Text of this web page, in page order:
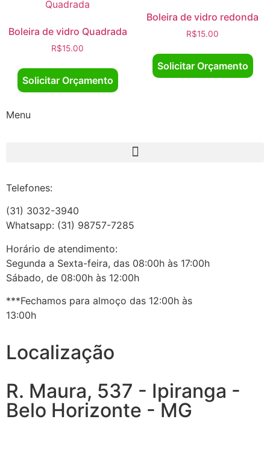
Boleira de vidro Quadrada
R$15.00
Solicitar Orçamento
Boleira de vidro redonda
R$15.00
Solicitar Orçamento
Menu
Telefones:
(31) 3032-3940
Whatsapp: (31) 98757-7285
Horário de atendimento:
Segunda a Sexta-feira, das 08:00h às 17:00h
Sábado, de 08:00h às 12:00h
***Fechamos para almoço das 12:00h às
13:00h
Localização
R. Maura, 537 - Ipiranga -
Belo Horizonte - MG